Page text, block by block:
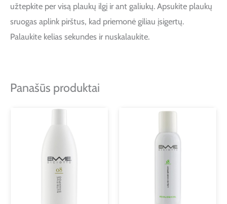
užtepkite per visą plaukų ilgį ir ant galiukų. Apsukite plaukų
sruogas aplink pirštus, kad priemonė giliau įsigertų.
Palaukite kelias sekundes ir nuskalaukite.
Panašūs produktai